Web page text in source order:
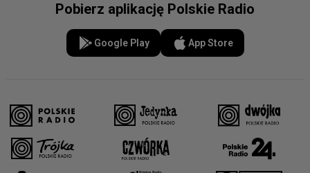
Pobierz aplikację Polskie Radio
Google Play App Store